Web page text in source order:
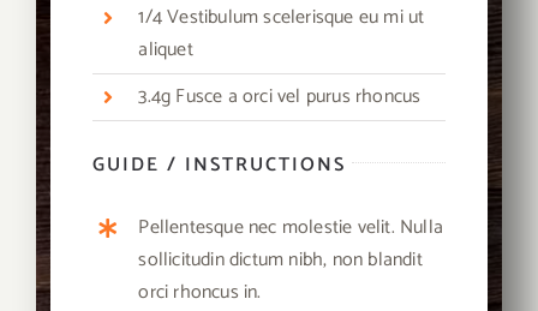
1/4 Vestibulum scelerisque eu mi ut
aliquet
3.4g Fusce a orci vel purus rhoncus
GUIDE / INSTRUCTIONS
Pellentesque nec molestie velit. Nulla
sollicitudin dictum nibh, non blandit
orci rhoncus in.